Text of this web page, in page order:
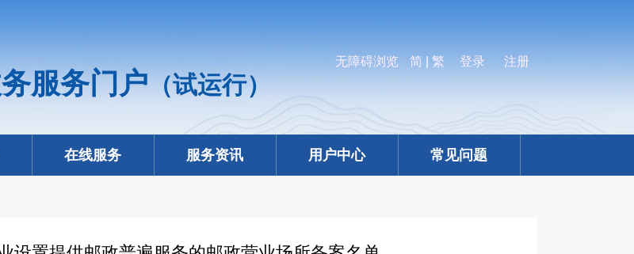
服务门户（试运行）
无障碍浏览 简 繁 登录 注册
在线服务 服务资讯 用户中心 常见问题